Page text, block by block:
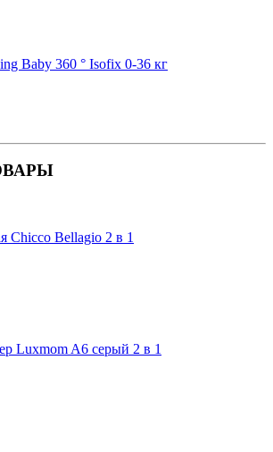
Baby 360 ° Isofix 0-36 кг
Chicco Bellagio 2 в 1
Luxmom A6 серый 2 в 1